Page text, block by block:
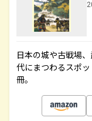
日本の城や古戦場
代にまつわるスポ
冊。